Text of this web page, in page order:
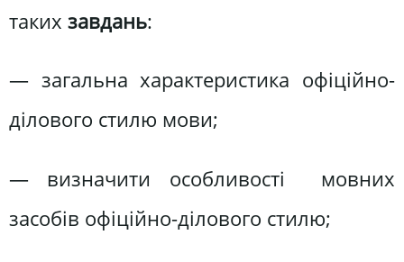
таких завдань:
— загальна характеристика офіційно-
ділового стилю мови;
— визначити особливості мовних
засобів офіційно-ділового стилю;